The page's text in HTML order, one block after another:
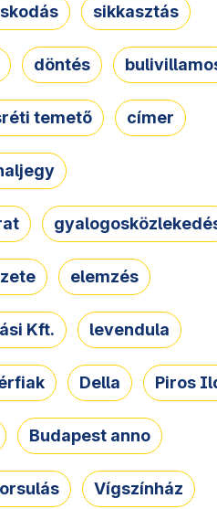
sikkasztás
döntés
temető címer
elemzés
Kft. levendula
Della Piros
Budapest anno
Vígszínház